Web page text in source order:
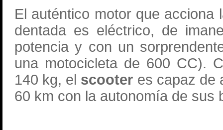
El auténtico motor que
dentada es eléctrico, de
potencia y con un
una motocicleta de 600 CC).
140 kg, el scooter es capaz de
60 km con la autonomía de sus